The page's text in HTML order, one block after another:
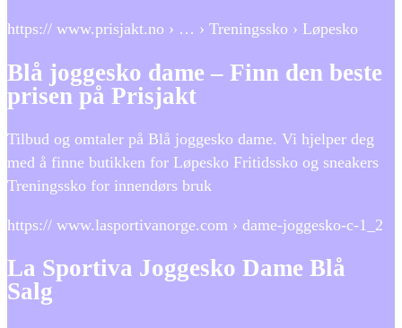
https:// www.prisjakt.no › … › Treningssko › Løpesko
Blå joggesko dame – Finn den beste
prisen på Prisjakt
Tilbud og omtaler på Blå joggesko dame. Vi hjelper deg
med å finne butikken for Løpesko Fritidssko og sneakers
Treningssko for innendørs bruk
https:// www.lasportivanorge.com › dame-joggesko-c-1_2
La Sportiva Joggesko Dame Blå
Salg